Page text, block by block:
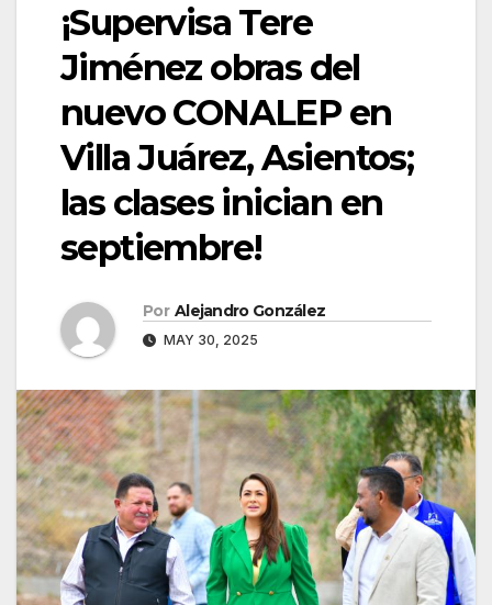
¡Supervisa Tere
Jiménez obras del
nuevo CONALEP en
Villa Juárez, Asientos;
las clases inician en
septiembre!
Por Alejandro González
MAY 30, 2025